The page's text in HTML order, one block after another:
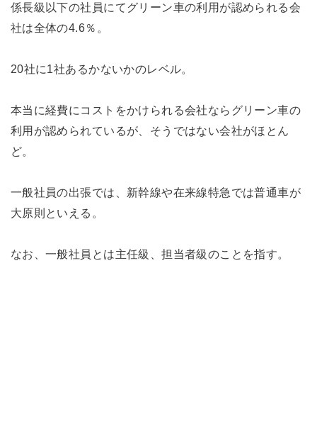
係長級以下の社員にてグリーン車の利用が認められる会
社は全体の4.6％。
20社に1社あるかないかのレベル。
本当に経費にコストをかけられる会社ならグリーン車の
利用が認められているが、そうではない会社がほとん
ど。
一般社員の出張では、新幹線や在来線特急では普通車が
大原則といえる。
なお、一般社員とは主任級、担当者級のことを指す。